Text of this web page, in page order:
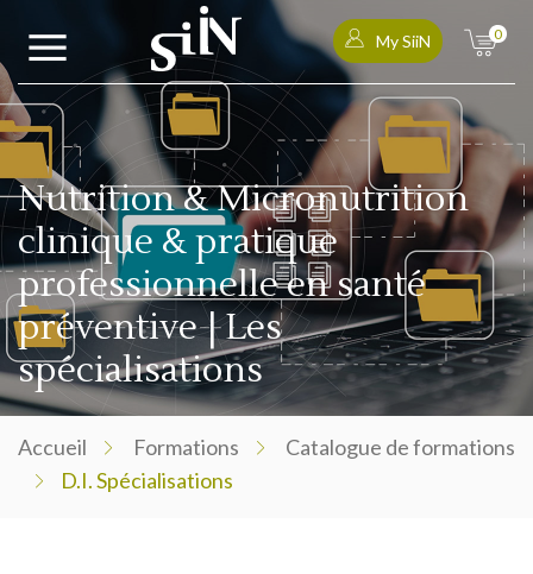
My SiiN 0
Nutrition & Micronutrition
clinique & pratique
professionnelle en santé
préventive | Les
spécialisations
Accueil Formations
Catalogue de formations
D.I. Spécialisations